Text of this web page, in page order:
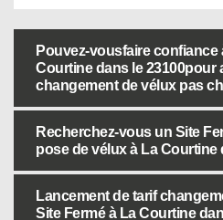
Pouvez-vousfaire confiance
Courtine dans le 23100pour
changement de vélux pas
Recherchez-vous un Site
pose de vélux à La Courtine
Lancement de tarif
Site Fermé à La Courtine